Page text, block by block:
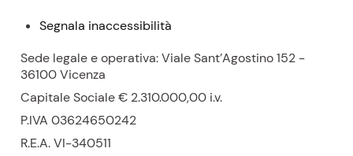
Segnala inaccessibilità
Sede legale e operativa: Viale Sant’Agostino 152 -
36100 Vicenza
Capitale Sociale € 2.310.000,00 i.v.
P.IVA 03624650242
R.E.A.VI-340511